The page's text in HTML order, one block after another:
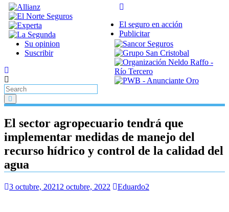
El seguro en acción
Publicitar
Su opinion
Suscribir
El sector agropecuario tendrá que
implementar medidas de manejo del
recurso hídrico y control de la calidad del
agua
3 octubre, 2021 2 octubre, 2022 Eduardo2